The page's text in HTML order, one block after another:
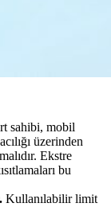
sahibi, mobil
üzerinden
Ekstre
bu
Kullanılabilir limit